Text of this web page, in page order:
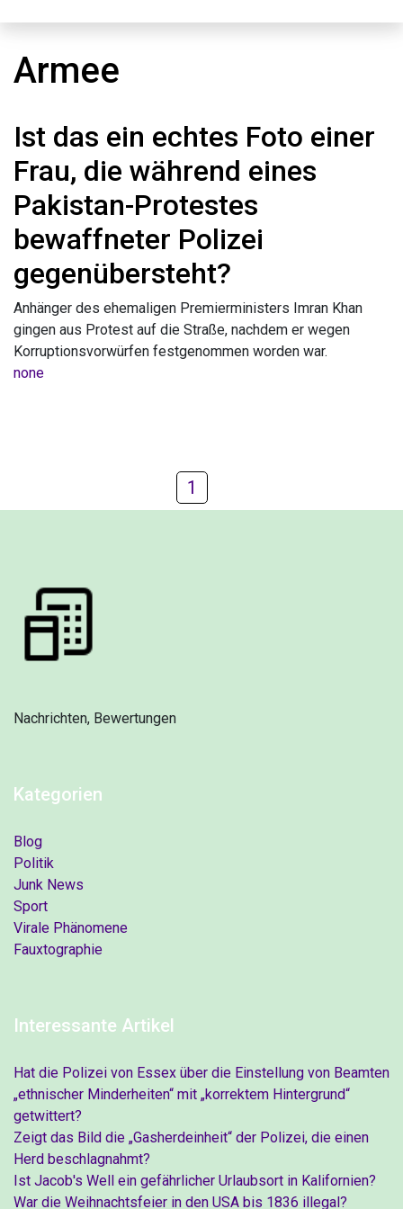
Armee
Ist das ein echtes Foto einer
Frau, die während eines
Pakistan-Protestes
bewaffneter Polizei
gegenübersteht?
Anhänger des ehemaligen Premierministers Imran Khan
gingen aus Protest auf die Straße, nachdem er wegen
Korruptionsvorwürfen festgenommen worden war.
none
1
Nachrichten, Bewertungen
Kategorien
Blog
Politik
Junk News
Sport
Virale Phänomene
Fauxtographie
Interessante Artikel
Hat die Polizei von Essex über die Einstellung von Beamten
„ethnischer Minderheiten“ mit „korrektem Hintergrund“
getwittert?
Zeigt das Bild die „Gasherdeinheit“ der Polizei, die einen
Herd beschlagnahmt?
Ist Jacob's Well ein gefährlicher Urlaubsort in Kalifornien?
War die Weihnachtsfeier in den USA bis 1836 illegal?